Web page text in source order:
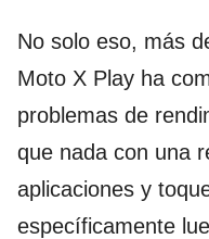
No solo eso, más
Moto X Play ha
problemas de
que nada con una
aplicaciones y
específicamente